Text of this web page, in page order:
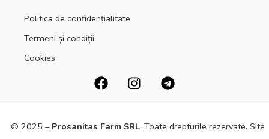
Politica de confidențialitate
Termeni și condiții
Cookies
© 2025 – Prosanitas FarmSRL. Toate drepturile rezervate. Site